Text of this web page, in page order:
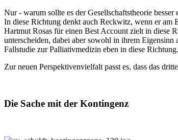
Nur - warum sollte es der Gesellschaftstheorie
In diese Richtung denkt auch Reckwitz, wenn er am
Hartmut Rosas für einen Best Account zielt in diese
unterscheiden, dabei aber sowohl in ihrem
Fallstudie zur Palliativmedizin eben in diese Richtung.
Zur neuen Perspektivenvielfalt passt es, dass das
Die Sache mit der Kontingenz